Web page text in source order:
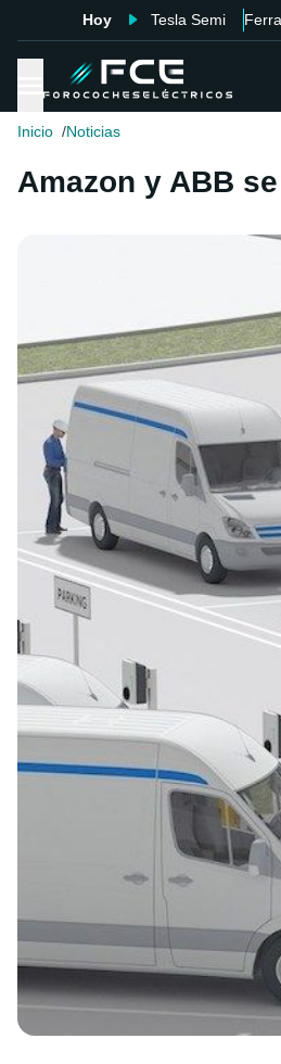
Hoy Tesla Semi
Inicio Noticias
Amazon y ABB